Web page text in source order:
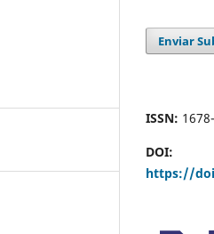
Enviar
ISSN:
DOI:
https://